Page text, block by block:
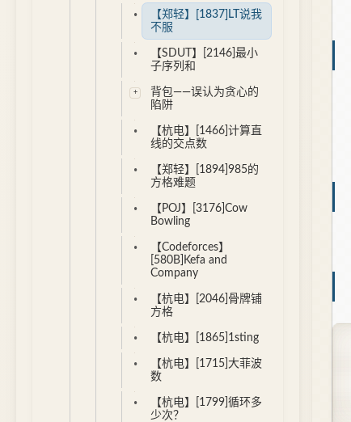
【郑轻】[1837]LT说我
不服
【SDUT】[2146]最小
子序列和
背包——误认为贪心的
陷阱
【杭电】[1466]计算直
线的交点数
【郑轻】[1894]985的
方格难题
【POJ】[3176]Cow
Bowling
【Codeforces】
[580B]Kefa and
Company
【杭电】[2046]骨牌铺
方格
【杭电】[1865]1sting
【杭电】[1715]大菲波
数
【杭电】[1799]循环多
少次？